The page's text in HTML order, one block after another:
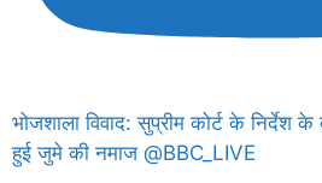
भोजशाला विवाद: सुप्रीम कोर्ट के निर्देश
हुई जुमे की नमाज @BBC_LIVE